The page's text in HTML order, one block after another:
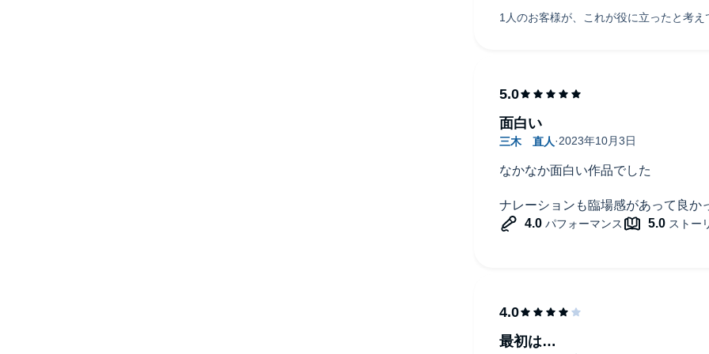
なかなか面白い作品でした
ナレーションも臨場感があって良か
面白い
最初は…